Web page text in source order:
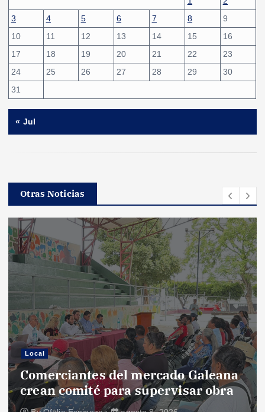
3
4 5 6 7 8
9
10
11 12 13 14 15
16
17
18 19 20 21 22
23
24
25 26 27 28 29
30
31
« Jul
Otras Noticias
Local
Comerciantes del mercado Galeana
crean comité para supervisar obra